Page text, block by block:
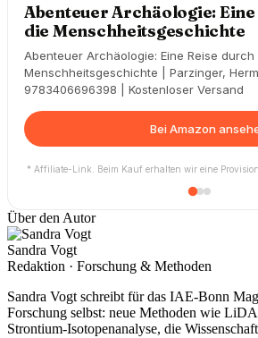
Abenteuer Archäologie:
die Menschheitsgeschichte
Abenteuer Archäologie: Eine Reise durch
Menschheitsgeschichte | Parzinger,
9783406696398 | Kostenloser Versand
Bei Amazon
* Affiliate-Link. Beim Kauf erhalten wir eine
Über den Autor
Sandra Vogt
Redaktion · Forschung & Methoden
Sandra Vogt schreibt für das IAE-Bonn
Forschung selbst: neue Methoden wie
Strontium-Isotopenanalyse, die